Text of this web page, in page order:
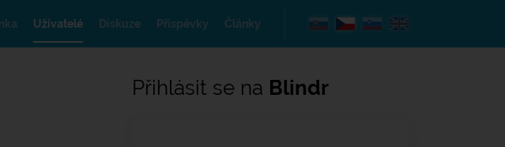
Uživatelé Diskuze Příspěvky Články
Přihlásit se na Blindr